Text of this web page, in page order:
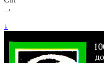
→
↓